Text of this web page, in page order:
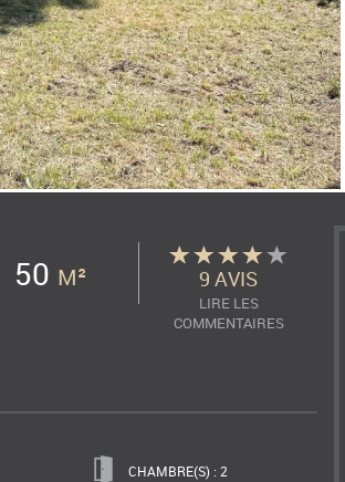
50 M² 9 AVIS
LIRE LES
COMMENTAIRES
CHAMBRE(S) : 2